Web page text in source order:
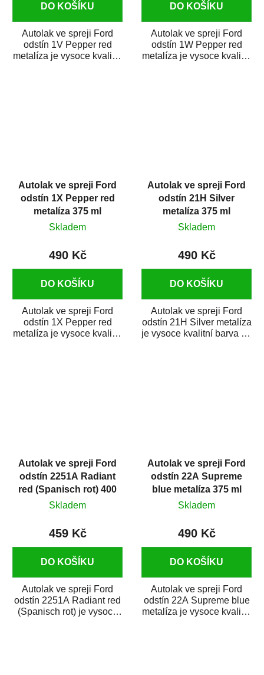
DO KOŠÍKU
Autolak ve spreji Ford
odstín 1V Pepper red
metalíza je vysoce kvalitní
DO KOŠÍKU
Autolak ve spreji Ford
odstín 1W Pepper red
metalíza je vysoce kvalitní
Autolak ve spreji Ford
odstín 1X Pepper red
metalíza 375 ml
Skladem
490 Kč
DO KOŠÍKU
Autolak ve spreji Ford
odstín 1X Pepper red
metalíza je vysoce kvalitní
Autolak ve spreji Ford
odstín 21H Silver
metalíza 375 ml
Skladem
490 Kč
DO KOŠÍKU
Autolak ve spreji Ford
odstín 21H Silver metalíza
je vysoce kvalitní barva na
Autolak ve spreji Ford
odstín 2251A Radiant
red (Spanisch rot) 400
ml
Skladem
459 Kč
DO KOŠÍKU
Autolak ve spreji Ford
odstín 2251A Radiant red
(Spanisch rot) je vysoce
Autolak ve spreji Ford
odstín 22A Supreme
blue metalíza 375 ml
Skladem
490 Kč
DO KOŠÍKU
Autolak ve spreji Ford
odstín 22A Supreme blue
metalíza je vysoce kvalitní